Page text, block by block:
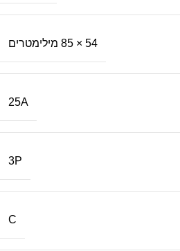
54 × 85 מילימטרים
25A
3P
C